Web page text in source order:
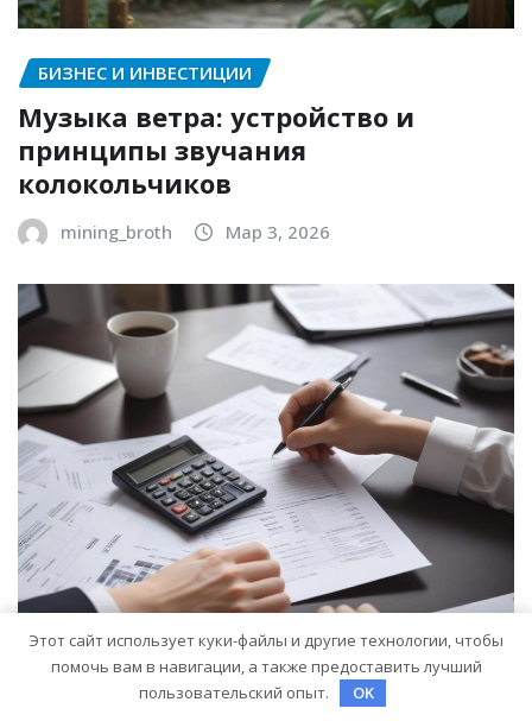
БИЗНЕС И ИНВЕСТИЦИИ
Музыка ветра: устройство и
принципы звучания
колокольчиков
mining_broth Мар 3, 2026
Этот сайт использует куки-файлы и другие технологии, чтобы
помочь вам в навигации, а также предоставить лучший
пользовательский опыт.
OK